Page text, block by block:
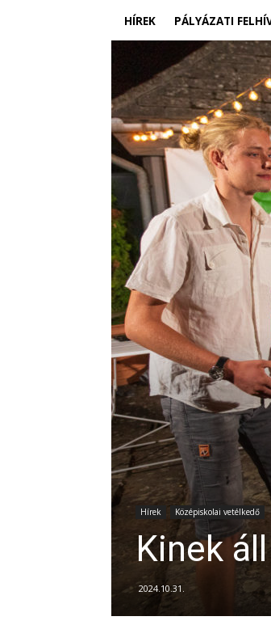
HÍREK PÁLYÁZATI
Hírek Középiskolai vetélkedő
Kinek
2024.10.31.